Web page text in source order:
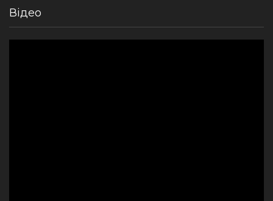
Відео